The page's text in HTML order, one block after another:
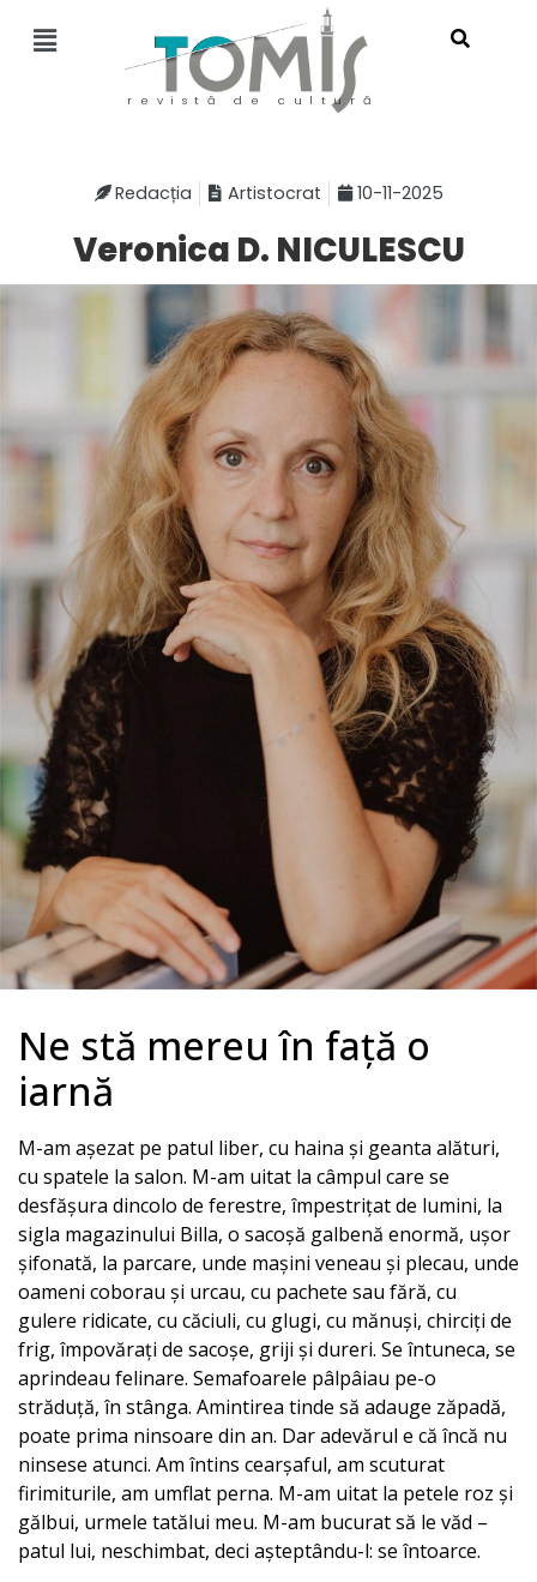
revistă de cultură
Redacția Artistocrat 10-11-2025
Veronica D. NICULESCU
Ne stă mereu în față o
iarnă
M-am așezat pe patul liber, cu haina și geanta alături,
cu spatele la salon. M-am uitat la câmpul care se
desfășura dincolo de ferestre, împestrițat de lumini, la
sigla magazinului Billa, o sacoșă galbenă enormă, ușor
șifonată, la parcare, unde mașini veneau și plecau, unde
oameni coborau și urcau, cu pachete sau fără, cu
gulere ridicate, cu căciuli, cu glugi, cu mănuși, chirciți de
frig, împovărați de sacoșe, griji și dureri. Se întuneca, se
aprindeau felinare. Semafoarele pâlpâiau pe-o
străduță, în stânga. Amintirea tinde să adauge zăpadă,
poate prima ninsoare din an. Dar adevărul e că încă nu
ninsese atunci. Am întins cearșaful, am scuturat
firimiturile, am umflat perna. M-am uitat la petele roz și
gălbui, urmele tatălui meu. M-am bucurat să le văd –
patul lui, neschimbat, deci așteptându-l: se întoarce.